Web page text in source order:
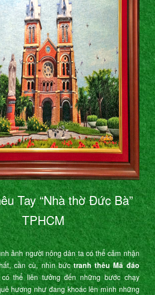
Tay “Nhà thờ Đức Bà”
TPHCM
ảnh người nông dân ta có thể cảm nhận
cần cù, nhìn bứctranh thêu Mã đáo
thể liên tưởng đến những bước chạy
hương như đang khoác lên mình những